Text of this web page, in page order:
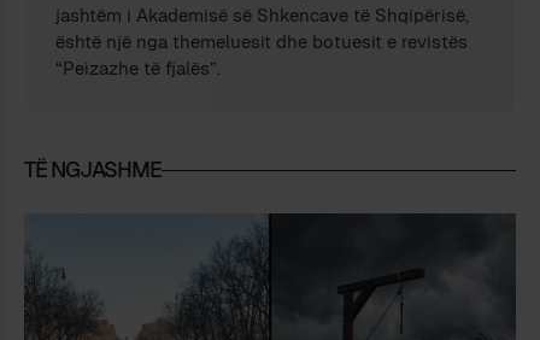
jashtëm i Akademisë së Shkencave të Shqipërisë,
është një nga themeluesit dhe botuesit e revistës
“Peizazhe të fjalës”.
TË NGJASHME